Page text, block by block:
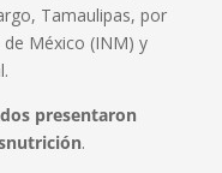
Tamaulipas, por
México (INM) y
presentaron
.